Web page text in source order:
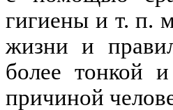
гигиены и т. п.
жизни и
более тонкой
причиной